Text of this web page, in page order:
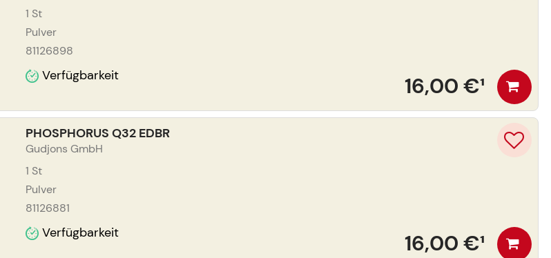
1 St
Pulver
81126898
Verfügbarkeit 16,00 €¹
PHOSPHORUS Q32 EDBR
Gudjons GmbH
1 St
Pulver
81126881
Verfügbarkeit 16,00 €¹